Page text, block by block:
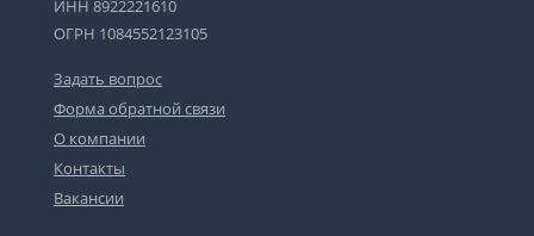
ИНН 8922221610
ОГРН 1084552123105
Задать вопрос
Форма обратной связи
О компании
Контакты
Вакансии